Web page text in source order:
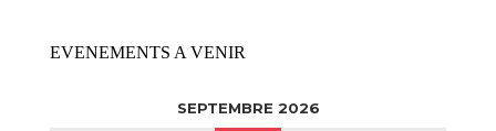
EVENEMENTS A VENIR
SEPTEMBRE 2026